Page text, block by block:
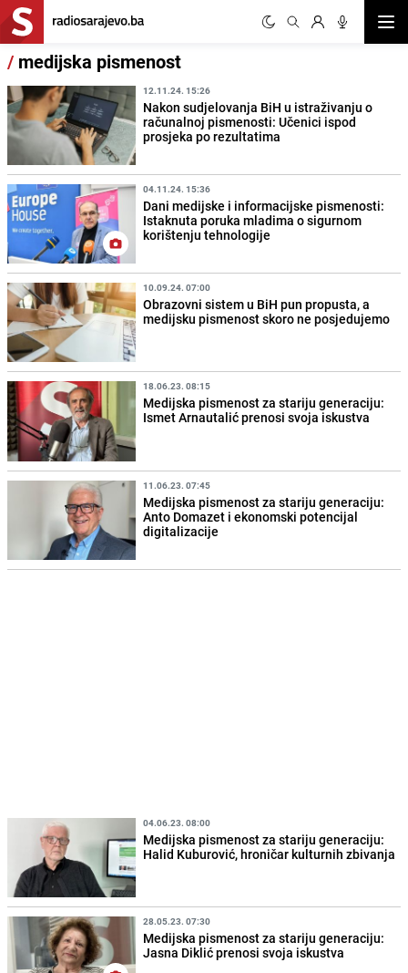
/ medijska pismenost
12.11.24. 15:26
Nakon sudjelovanja BiH u istraživanju o
računalnoj pismenosti: Učenici ispod
prosjeka po rezultatima
04.11.24. 15:36
Dani medijske i informacijske pismenosti:
Istaknuta poruka mladima o sigurnom
korištenju tehnologije
10.09.24. 07:00
Obrazovni sistem u BiH pun propusta, a
medijsku pismenost skoro ne posjedujemo
18.06.23. 08:15
Medijska pismenost za stariju generaciju:
Ismet Arnautalić prenosi svoja iskustva
11.06.23. 07:45
Medijska pismenost za stariju generaciju:
Anto Domazet i ekonomski potencijal
digitalizacije
04.06.23. 08:00
Medijska pismenost za stariju generaciju:
Halid Kuburović, hroničar kulturnih zbivanja
28.05.23. 07:30
Medijska pismenost za stariju generaciju:
Jasna Diklić prenosi svoja iskustva